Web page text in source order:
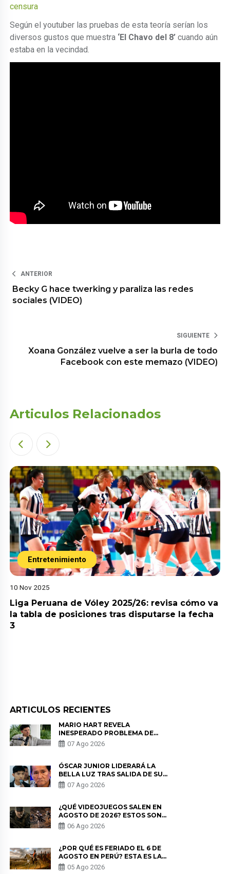
censura
Según el youtuber las pruebas de esta teoría serían los
diversos gustos que muestra ‘El Chavo del 8’ cuando aún
estaba en la vecindad.
ANTERIOR
Becky G hace twerking y paraliza las redes
sociales (VIDEO)
SIGUIENTE
Xoana González vuelve a ser la burla de todo
Facebook con este memazo (VIDEO)
Articulos Relacionados
Entretenimiento
10 Nov 2025
Liga Peruana de Vóley 2025/26: revisa cómo va
la tabla de posiciones tras disputarse la fecha
3
ARTICULOS RECIENTES
MARIO HART REVELA
INESPERADO PROBLEMA DE
SALUD ANTES DE SEPARARSE DE
KORINA: “ME ENCONTRARON UN
07 Ago 2026
ÓSCAR JUNIOR LIDERARÁ LA
BELLA LUZ TRAS SALIDA DE SU
PADRE POR POLÉMICA CON
NALDY SALDAÑA
07 Ago 2026
¿QUÉ VIDEOJUEGOS SALEN EN
AGOSTO DE 2026? ESTOS SON
LOS ESTRENOS MÁS ESPERADOS
06 Ago 2026
¿POR QUÉ ES FERIADO EL 6 DE
AGOSTO EN PERÚ? ESTA ES LA
HISTORIA
05 Ago 2026